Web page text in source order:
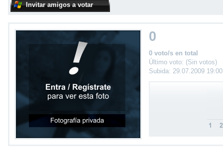
Invitar amigos a votar
0
0 voto/s en total
Último voto: (Sin votos)
Subida: 29.07.2009